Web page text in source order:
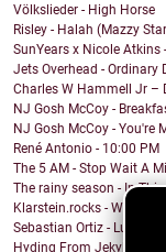
Völkslieder - High Horse
Risley - Halah (Mazzy
SunYears x Nicole Atkins
Jets Overhead - Ordinary
Charles W Hammell Jr –
NJ Gosh McCoy -
NJ Gosh McCoy - You're
René Antonio - 10:00 PM
The 5 AM - Stop Wait A
The rainy season - In
Klarstein.rocks - When
Sebastian Ortiz - Lust Fun
Hyding From Jekyll -